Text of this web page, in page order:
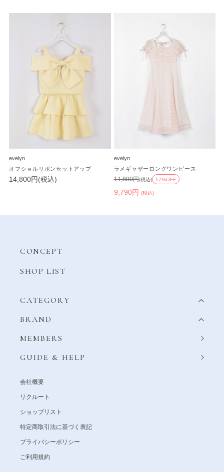
evelyn
オフショルリボンセットアップ
14,800円(税込)
evelyn
ラメギャザーロングワンピース
9,790円 (税込)
11,800円(税込) 17%OFF
CONCEPT
SHOP LIST
CATEGORY
BRAND
MEMBERS
GUIDE & HELP
会社概要
リクルート
ショップリスト
特定商取引法に基づく表記
プライバシーポリシー
ご利用規約